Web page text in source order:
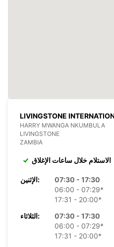
LIVINGSTONE
HARRY MWANGA NKUMBULA
LIVINGSTONE
ZAMBIA
الاستلام خلال ساعات الإغلاق
الإثنين:
07:30 - 17:30
06:00 - 07:29*
17:31 - 20:00*
الثلاثاء:
07:30 - 17:30
06:00 - 07:29*
17:31 - 20:00*